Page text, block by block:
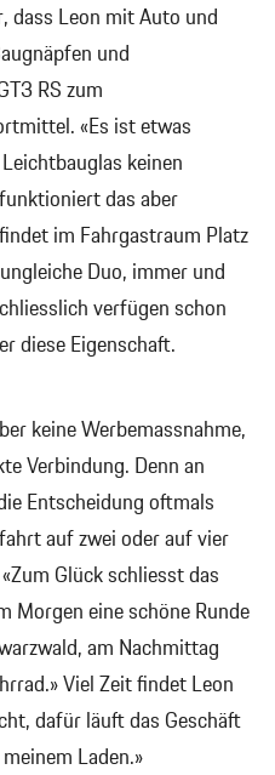
dass Leon mit Auto und
und
RS zum
«Es ist etwas
keinen
das aber
im Fahrgastraum Platz
Duo, immer und
verfügen schon
diese Eigenschaft.
keine Werbemassnahme,
Verbindung. Denn an
Entscheidung oftmals
auf zwei oder auf vier
Glück schliesst das
Morgen eine schöne Runde
am Nachmittag
Viel Zeit findet Leon
dafür läuft das Geschäft
Laden.»